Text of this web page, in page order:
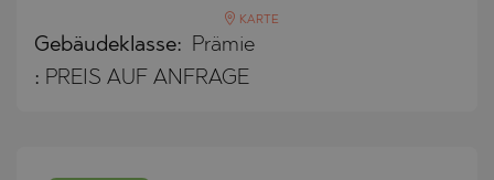
KARTE
Gebäudeklasse: Prämie
: PREIS AUF ANFRAGE